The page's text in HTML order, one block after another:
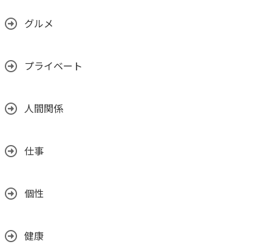
グルメ
プライベート
人間関係
仕事
個性
健康